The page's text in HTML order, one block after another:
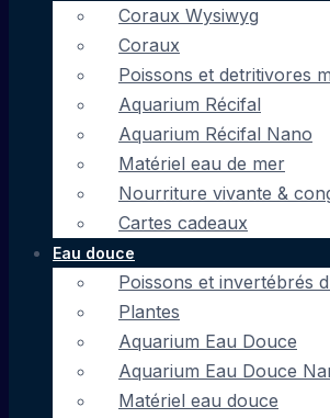
Coraux Wysiwyg
Coraux
Poissons et detritivores
Aquarium Récifal
Aquarium Récifal Nano
Matériel eau de mer
Nourriture vivante &
Cartes cadeaux
Eau douce
Poissons et invertébrés
Plantes
Aquarium Eau Douce
Aquarium Eau Douce
Matériel eau douce